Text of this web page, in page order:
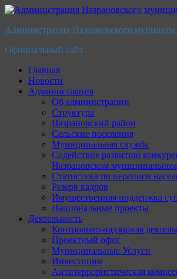
Перейти
содержимому
Администрация Назрановского
Официальный сайт
Главная
Новости
Администрация
Об администрации
Структура
Назрановский район
Сельские поселения
Муниципальная служба
Содействие развитию
Назрановском
Статистика по переписи
Резерв кадров
Имущественная поддержка
Национальные проекты
Деятельность
Контрольно-надзорная
Проектный офис
Муниципальные Услуги
Инвестиции
Антитеррористическая